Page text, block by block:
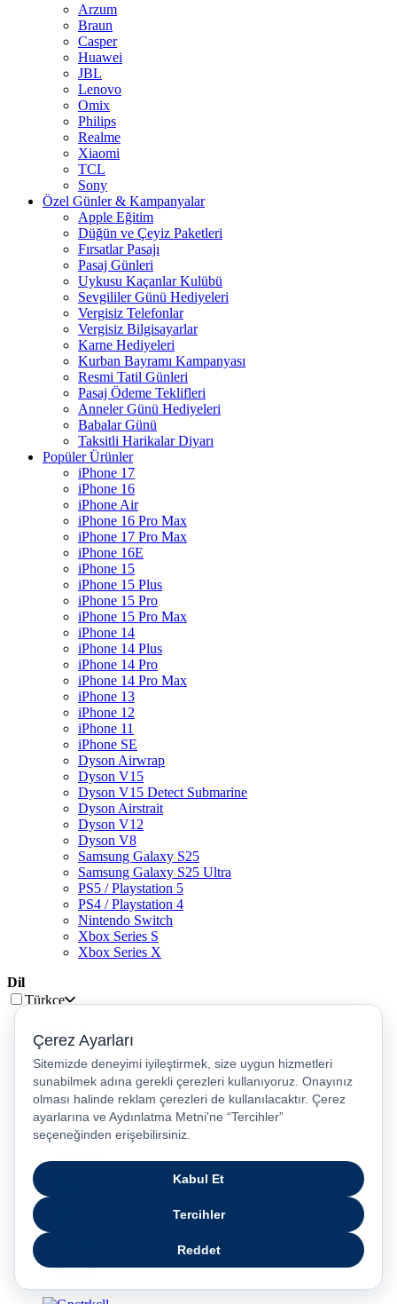
Arzum
Braun
Casper
Huawei
JBL
Lenovo
Omix
Philips
Realme
Xiaomi
TCL
Sony
Özel Günler & Kampanyalar
Apple Eğitim
Düğün ve Çeyiz Paketleri
Fırsatlar Pasajı
Pasaj Günleri
Uykusu Kaçanlar Kulübü
Sevgililer Günü Hediyeleri
Vergisiz Telefonlar
Vergisiz Bilgisayarlar
Karne Hediyeleri
Kurban Bayramı Kampanyası
Resmi Tatil Günleri
Pasaj Ödeme Teklifleri
Anneler Günü Hediyeleri
Babalar Günü
Taksitli Harikalar Diyarı
Popüler Ürünler
iPhone 17
iPhone 16
iPhone Air
iPhone 16 Pro Max
iPhone 17 Pro Max
iPhone 16E
iPhone 15
iPhone 15 Plus
iPhone 15 Pro
iPhone 15 Pro Max
iPhone 14
iPhone 14 Plus
iPhone 14 Pro
iPhone 14 Pro Max
iPhone 13
iPhone 12
iPhone 11
iPhone SE
Dyson Airwrap
Dyson V15
Dyson V15 Detect Submarine
Dyson Airstrait
Dyson V12
Dyson V8
Samsung Galaxy S25
Samsung Galaxy S25 Ultra
PS5 / Playstation 5
PS4 / Playstation 4
Nintendo Switch
Xbox Series S
Xbox Series X
Dil
Türkçe
عربى
русский